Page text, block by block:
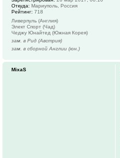
Откуда: Мариуполь, Россия
Рейтинг: 718
Ливерпуль (Англия)
Элект Спорт (Чад)
Чеджу Юнайтед (Южная Корея)
зам. в Рид (Австрия)
зам. в сборной Англии (юн.)
MixaS